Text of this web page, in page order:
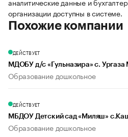
аналитические данные и
организации доступны в системе.
Похожие компании
ДЕЙСТВУЕТ
МДОБУ д/с «Гульназира» с.
Образование дошкольное
ДЕЙСТВУЕТ
МБДОУ Детский сад «Миляш»
Образование дошкольное